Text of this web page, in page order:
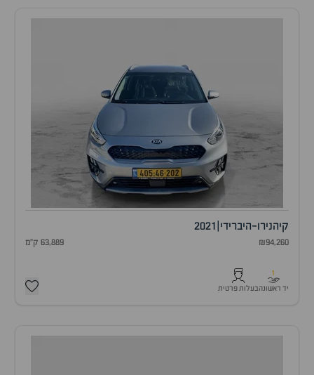
קיהנירו-היברידי 2021
₪94,260 63,889 ק"מ
1
יד ראשונהבעלות פרטית